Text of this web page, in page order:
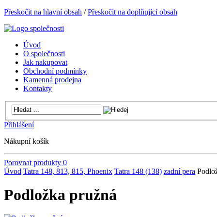
Přeskočit na hlavní obsah /Přeskočit na doplňující obsah
Úvod
O společnosti
Jak nakupovat
Obchodní podmínky
Kamenná prodejna
Kontakty
Přihlášení
Nákupní košík
Porovnat produkty 0
Úvod Tatra 148, 813, 815, Phoenix Tatra 148 (138) zadní pera
Podložka pružná